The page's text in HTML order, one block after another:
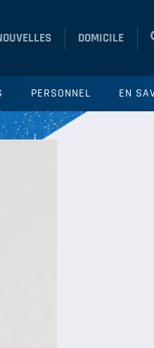
DOMICILE
PERSONNEL EN